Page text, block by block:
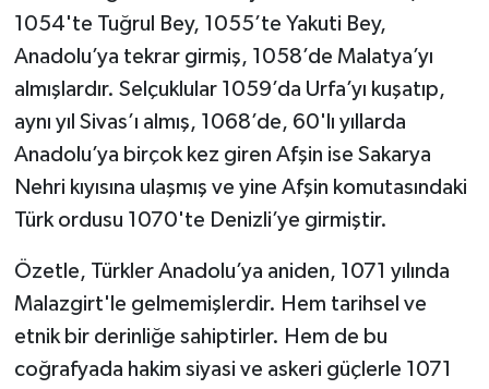
1054'te Tuğrul Bey, 1055’te Yakuti Bey,
Anadolu’ya tekrar girmiş, 1058’de Malatya’yı
almışlardır. Selçuklular 1059’da Urfa’yı kuşatıp,
aynı yıl Sivas’ı almış, 1068’de, 60'lı yıllarda
Anadolu’ya birçok kez giren Afşin ise Sakarya
Nehri kıyısına ulaşmış ve yine Afşin komutasındaki
Türk ordusu 1070'te Denizli’ye girmiştir.
Özetle, Türkler Anadolu’ya aniden, 1071 yılında
Malazgirt'le gelmemişlerdir. Hem tarihsel ve
etnik bir derinliğe sahiptirler. Hem de bu
coğrafyada hakim siyasi ve askeri güçlerle 1071